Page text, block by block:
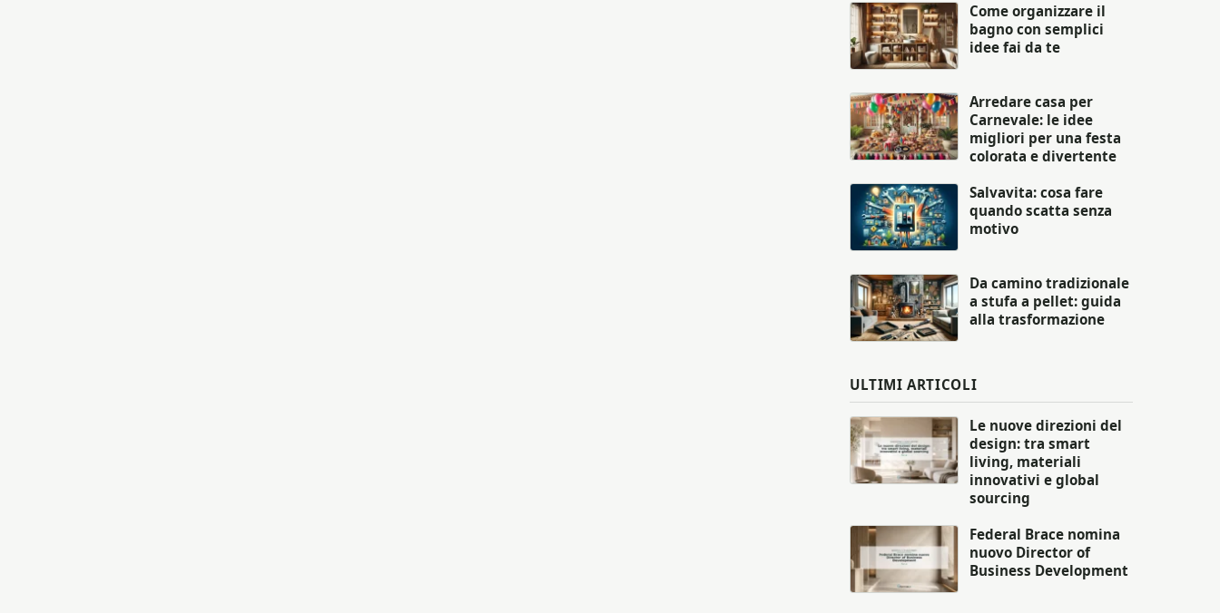
Come organizzare il
bagno con semplici
idee fai da te
Arredare casa per
Carnevale: le idee
migliori per una festa
colorata e divertente
Salvavita: cosa fare
quando scatta senza
motivo
Da camino tradizionale
a stufa a pellet: guida
alla trasformazione
ULTIMI ARTICOLI
Le nuove direzioni del
design: tra smart
living, materiali
innovativi e global
sourcing
Federal Brace nomina
nuovo Director of
Business Development